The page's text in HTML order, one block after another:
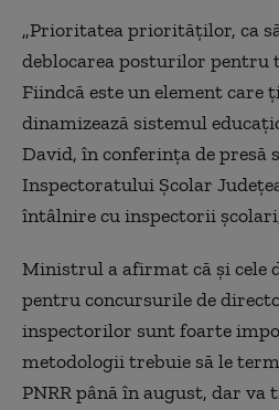
„Prioritatea priorităţilor, ca
deblocarea posturilor
Fiindcă este un element care
dinamizează sistemul
David, în conferinţa de presă
Inspectoratului Şcolar
întâlnire cu inspectorii
Ministrul a afirmat că şi cele
pentru concursurile de
inspectorilor sunt foarte
metodologii trebuie să le
PNRR până în august, dar